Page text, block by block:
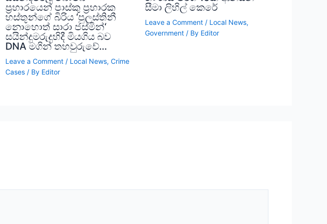
ප්‍රහාරයෙන් පාස්කු ප්‍රහාරක
හස්තූන්ගේ බිරිය ‘පුලස්තිනී
නොහොත් සාරා ජස්මින්‘
සයින්දුමරුදුහිදී මියගිය බව
DNA මගින් තහවුරුවේ…
Leave a Comment / Local News, Crime
Cases/ By Editor
සීමා ලිහිල් කෙරේ
Leave a Comment / Local News,
Government/ By Editor